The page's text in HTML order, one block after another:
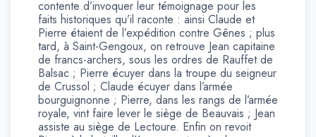
contente d’invoquer leur témoignage pour les
faits historiques qu’il raconte : ainsi Claude et
Pierre étaient de l’expédition contre Gênes ; plus
tard, à Saint-Gengoux, on retrouve Jean capitaine
de francs-archers, sous les ordres de Rauffet de
Balsac ; Pierre écuyer dans la troupe du seigneur
de Crussol ; Claude écuyer dans l’armée
bourguignonne ; Pierre, dans les rangs de l’armée
royale, vint faire lever le siège de Beauvais ; Jean
assiste au siège de Lectoure. Enfin on revoit